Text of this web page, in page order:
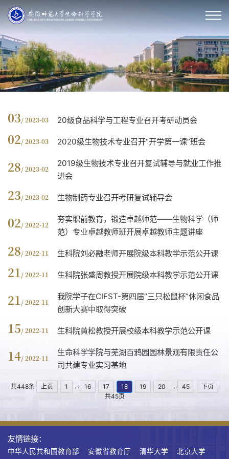
03/ 2023-03 20级食品科学与工程专业召开考研动员会
02/ 2023-03 2020级生物技术专业召开“开学第一课”班会
28/ 2023-02
2019级生物技术专业召开复试辅导与就业工作推
进会
23/ 2023-02 生物制药专业召开考研复试辅导会
02/ 2022-12
夯实职前教育，锻造卓越师范——生物科学（师
范）专业卓越教师班开展卓越教师主题讲座
28/ 2022-11 生科院刘必融老师开展院级本科教学示范公开课
21 / 2022-11 生科院张盛周教授开展院级本科教学示范公开课
21/ 2022-11
我院学子在CIFST-第四届“三只松鼠杯”休闲食品
创新大赛中取得突破
15/ 2022-11 生科院黄松教授开展校级本科教学示范公开课
14/ 2022-11
生命科学学院与芜湖百鸦园园林景观有限责任公
司共建专业实习基地
共448条 上页 1 ... 16 17 18 19 20 ... 45
下页
共45页
友情链接：
中华人民共和国教育部 安徽省教育厅 清华大学 北京大学